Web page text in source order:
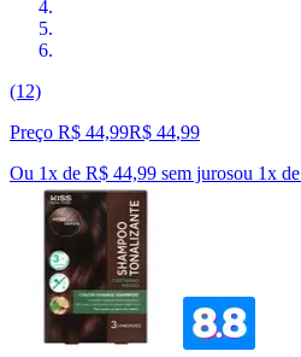
(12)
Preço R$ 44,99R$ 44,99
Ou 1x de R$ 44,99 sem jurosou 1x de